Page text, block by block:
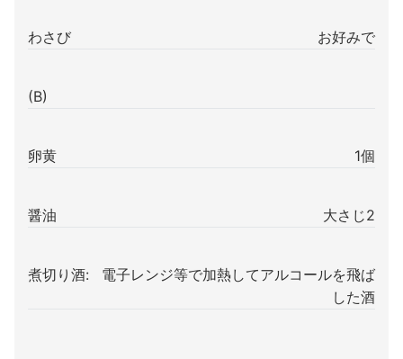
わさび お好みで
(B)
卵黄 1個
醤油 大さじ2
煮切り酒:
電子レンジ等で加熱してアルコールを飛ば
した酒